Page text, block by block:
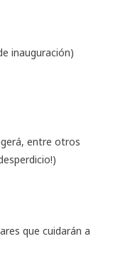
inauguración)
entre otros
que cuidarán a